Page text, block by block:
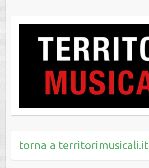
torna a territorimusicali.it